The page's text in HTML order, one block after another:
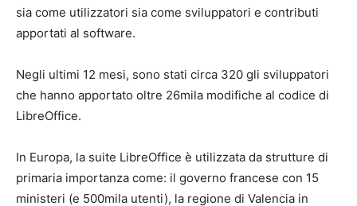
sia come utilizzatori sia come sviluppatori e contributi
apportati al software.
Negli ultimi 12 mesi, sono stati circa 320 gli sviluppatori
che hanno apportato oltre 26mila modifiche al codice di
LibreOffice.
In Europa, la suite LibreOffice è utilizzata da strutture di
primaria importanza come: il governo francese con 15
ministeri (e 500mila utenti), la regione di Valencia in